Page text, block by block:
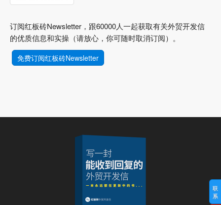
订阅红板砖Newsletter，跟60000人一起获取有关外贸开发信
的优质信息和实操（请放心，你可随时取消订阅）。
免费订阅红板砖Newsletter
联
系